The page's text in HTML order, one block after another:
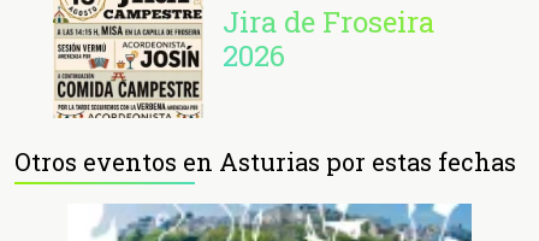
Jira de Froseira
2026
Otros eventos en Asturias por estas fechas